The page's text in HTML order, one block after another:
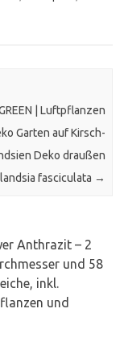
| Luftpflanzen
Garten auf Kirsch-
Deko draußen
fasciculata →
Anthrazit – 2
und 58
inkl.
und